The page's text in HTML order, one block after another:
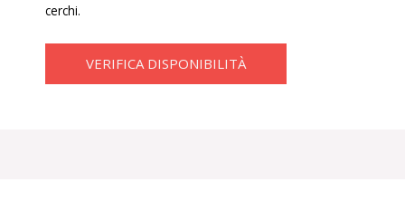
cerchi.
VERIFICA DISPONIBILITÀ